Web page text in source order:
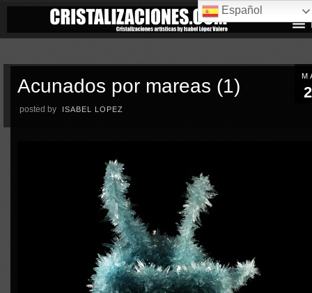
Acunados por mareas (1)
posted by ISABEL LOPEZ
Español